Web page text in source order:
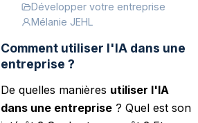
Développer votre entreprise
Mélanie JEHL
Comment utiliser l'IA dans une
entreprise ?
De quelles manières utiliser l'IA
dans une entreprise ? Quel est son